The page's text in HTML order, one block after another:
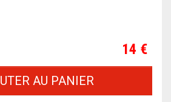
Prix
14 €
AU PANIER